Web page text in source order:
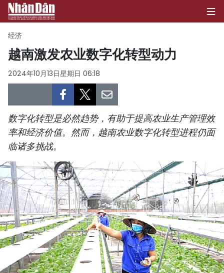
首页
政治
经济
社会
环保
文化
体育
国际
旅游
经济
越南激发农业数字化转型动力
2024年10月13日星期日 06:18
数字化转型是必然趋势，有助于提高农业生产管理效
率和经济价值。然而，越南农业数字化转型进程仍面
临诸多挑战。